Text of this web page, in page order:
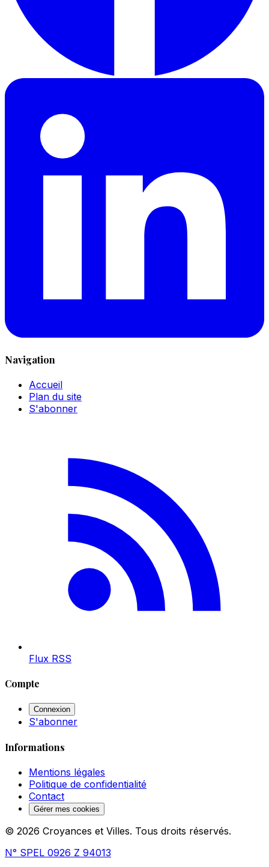
Navigation
Accueil
Plan du site
S'abonner
Flux RSS
Compte
Connexion
S'abonner
Informations
Mentions légales
Politique de confidentialité
Contact
Gérer mes cookies
© 2026 Croyances et Villes. Tous droits réservés.
N° SPEL 0926 Z 94013